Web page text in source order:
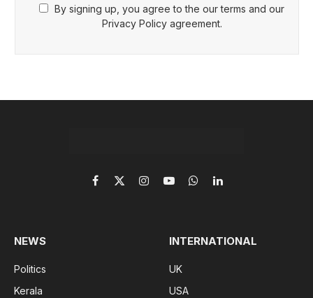
By signing up, you agree to the our terms and our
Privacy Policy agreement.
Facebook
X
InstagramYouTubeWhatsAppLinkedIn
NEWS
Politics
Kerala
INTERNATIONAL
UK
USA